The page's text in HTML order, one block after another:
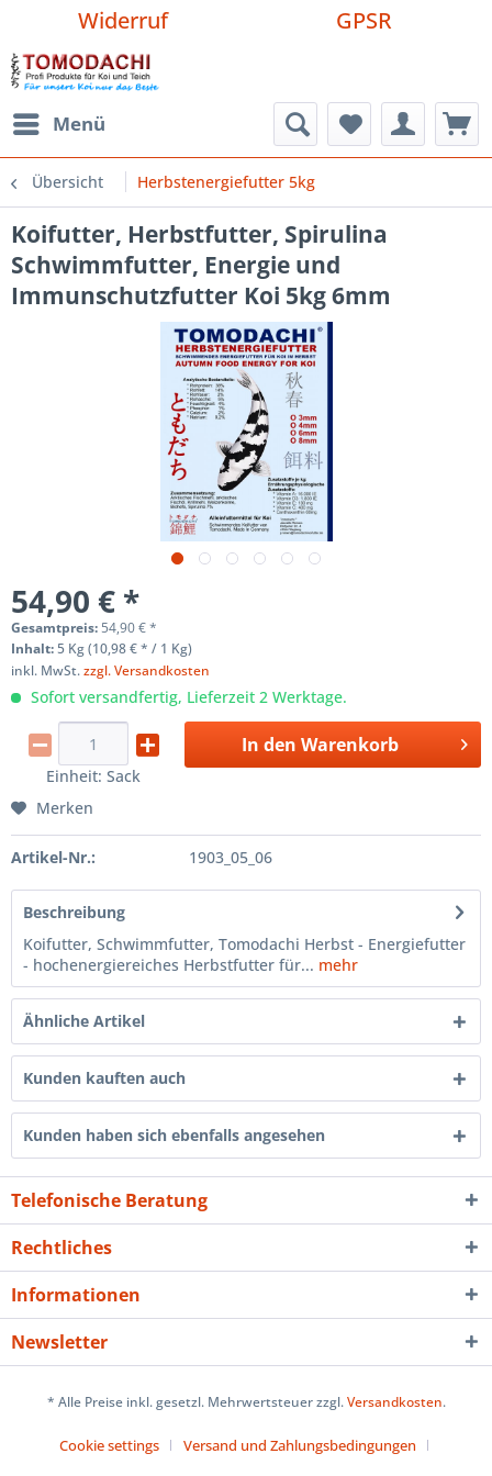
Widerruf GPSR
Menü
Übersicht Herbstenergiefutter 5kg
Koifutter, Herbstfutter, Spirulina
Schwimmfutter, Energie und
Immunschutzfutter Koi 5kg 6mm
54,90 € *
Gesamtpreis: 54,90€*
Inhalt:5 Kg (10,98 € * / 1 Kg)
inkl. MwSt.zzgl. Versandkosten
Sofort versandfertig, Lieferzeit 2 Werktage.
Einheit: Sack
In den Warenkorb
Merken
Artikel-Nr.: 1903_05_06
Beschreibung
Koifutter, Schwimmfutter, Tomodachi Herbst - Energiefutter
- hochenergiereiches Herbstfutter für... mehr
Ähnliche Artikel
Kunden kauften auch
Kunden haben sich ebenfalls angesehen
Telefonische Beratung
Rechtliches
Informationen
Newsletter
* Alle Preise inkl. gesetzl. Mehrwertsteuer zzgl.Versandkosten.
Cookie settings
Versand und Zahlungsbedingungen